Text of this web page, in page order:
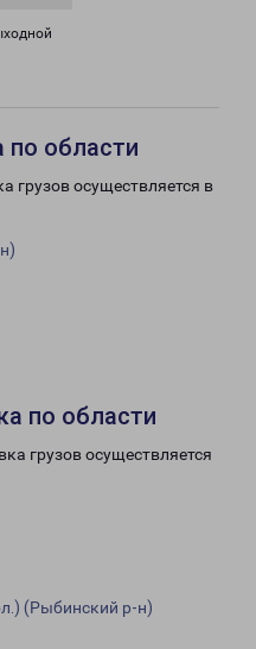
по области
грузов осуществляется в
по области
грузов осуществляется
(Рыбинский р-н)